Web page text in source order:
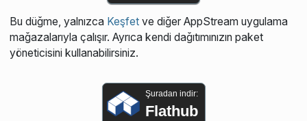
Bu düğme, yalnızca Keşfetve diğer AppStream uygulama
mağazalarıyla çalışır. Ayrıca kendi dağıtımınızın paket
yöneticisini kullanabilirsiniz.
Şuradan indir:
Flathub